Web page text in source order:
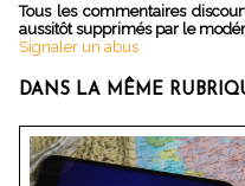
Tous les commentaires
aussitôt supprimés par le
Signaler un abus
DANS LA MÊME